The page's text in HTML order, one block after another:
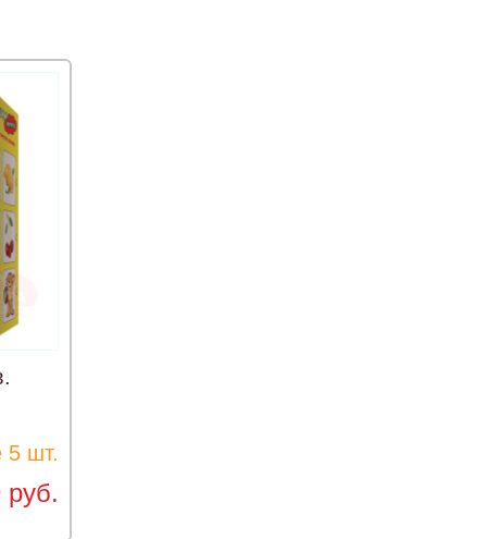
5 шт.
руб.